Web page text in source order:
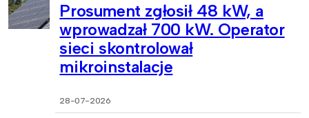
Prosument zgłosił 48 kW, a
wprowadzał 700 kW. Operator
sieci skontrolował
mikroinstalacje
28-07-2026